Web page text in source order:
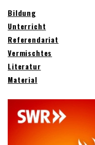
Bildung
Unterricht
Referendariat
Vermischtes
Literatur
Material